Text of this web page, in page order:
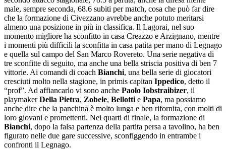
male, sempre seconda, 68.6 subiti per match, cosa che può far dire
che la formazione di Civezzano avrebbe anche potuto meritarsi
almeno una posizione in più in classifica. Il Lagorai, nel suo
momento migliore ha sconfitto in casa Creazzo e Arzignano, mentre
i momenti più difficili la sconfitta in casa patita per mano di Legnago
e quella sul campo del San Marco Rovereto. Una serie negativa di
tre sconfitte di seguito, ma anche una bella striscia positiva di ben 7
vittorie. Ai comandi di coach Bianchi, una bella serie di giocatori
cresciuti molto nella stagione, in primis capitan Ippedico, detto il
“prof”. Ad affiancarlo vi sono anche Paolo Iobstraibizer, il
playmakerDella Pietra, Zobele, Bellottie Papa, ma possiamo
anche dire che la panchina è molto lunga e ben rifornita, con molti di
loro giovani e promettenti. Nei quarti di finale, la formazione di
Bianchi, dopo la falsa partenza della partita persa a tavolino, ha ben
figurato nelle due gare successive, sconfiggendo in entrambe i
confronti il Legnago.